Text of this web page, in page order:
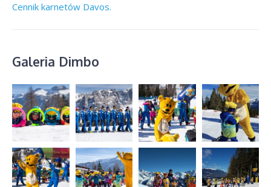
Cennik karnetów Davos.
Galeria Dimbo